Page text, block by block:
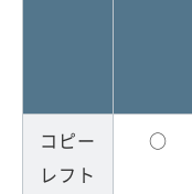
コピー
レフト
○